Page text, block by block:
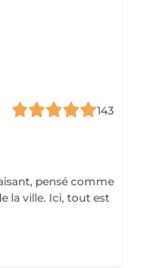
143
pensé comme
la ville. Ici, tout est